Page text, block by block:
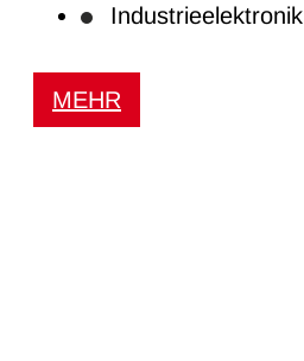
Industrieelektronik
MEHR